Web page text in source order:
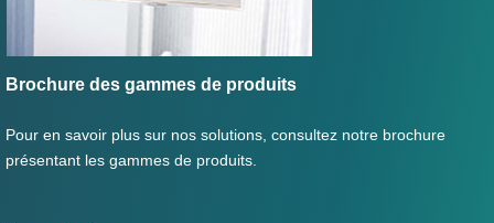
Brochure des gammes de produits
Pour en savoir plus sur nos solutions, consultez notre brochure
présentant les gammes de produits.